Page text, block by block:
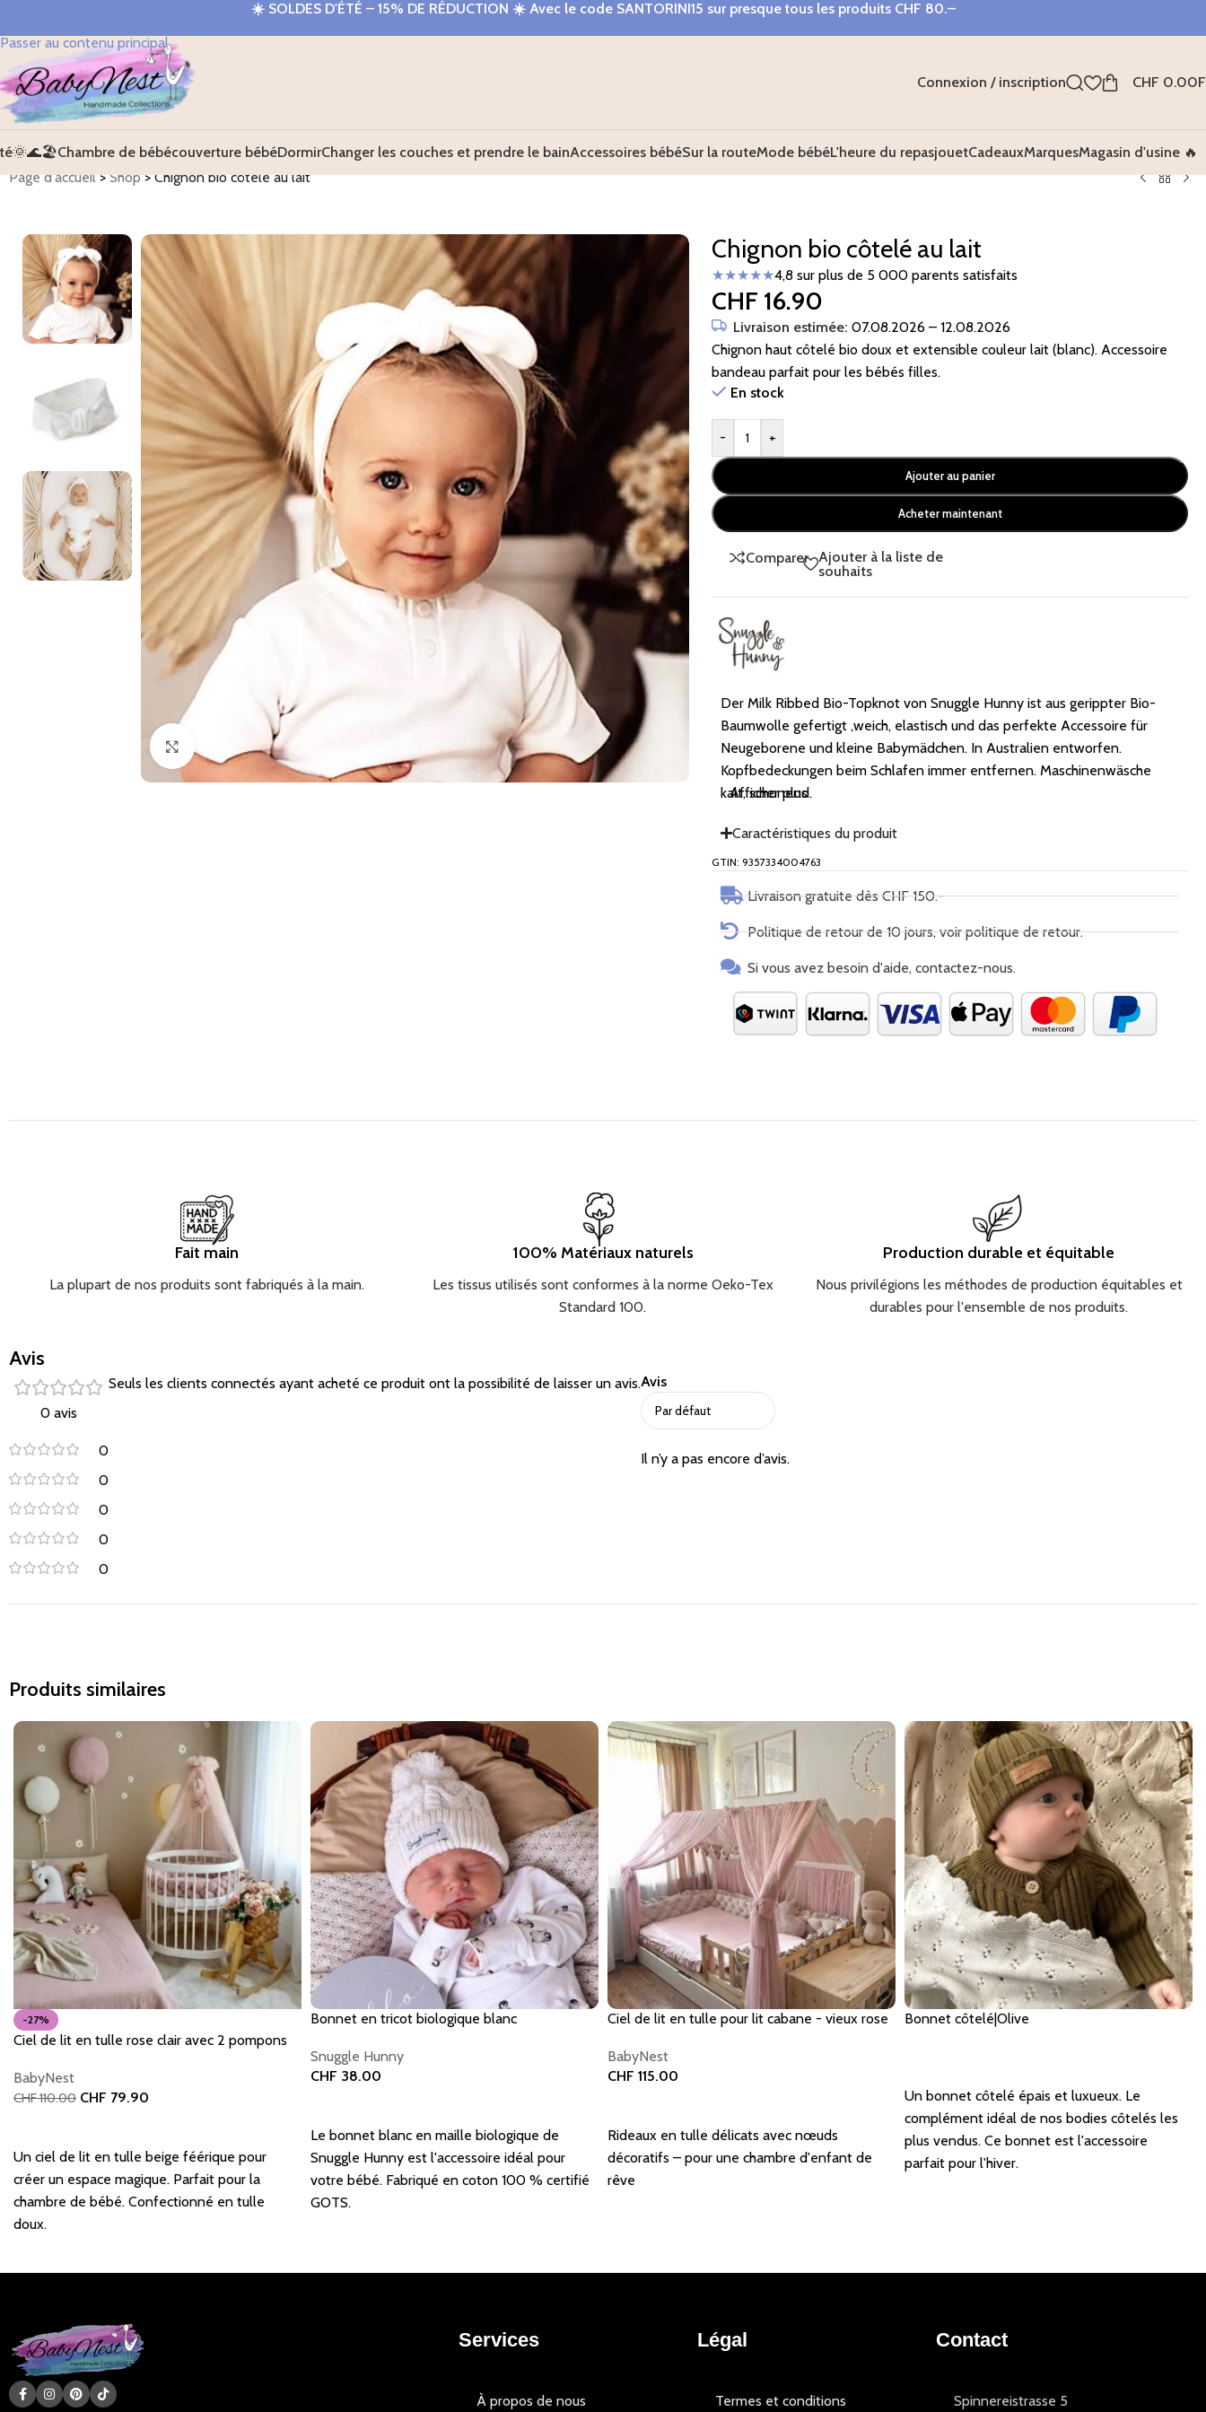
Passer au contenu principal
☀️ SOLDES D'ÉTÉ – 15% DE RÉDUCTION ☀️ Avec le code SANTORINI15 sur presque tous les produits CHF 80.–
Connexion / inscription CHF 0.00
Chambre de bébécouverture bébéDormirChanger les couches et prendre le bainAccessoires bébéSur la routeMode bébéL'heure du repasjouetCadeauxMarquesMagasin d'usine 🔥
Page d'accueil>Shop>Chignon bio côtelé au lait
Cliquez pour agrandir
Chignon bio côtelé au lait
★★★★★4,8 sur plus de 5 000 parents satisfaits
CHF 16.90
Livraison estimée: 07.08.2026 – 12.08.2026
Chignon haut côtelé bio doux et extensible couleur lait (blanc). Accessoire
bandeau parfait pour les bébés filles.
En stock
- +
Ajouter au panier
Acheter maintenant
Comparer
Ajouter à la liste de
souhaits
Der Milk Ribbed Bio-Topknot von Snuggle Hunny ist aus gerippter Bio-
Baumwolle gefertigt ‚weich, elastisch und das perfekte Accessoire für
Neugeborene und kleine Babymädchen. In Australien entworfen.
Kopfbedeckungen beim Schlafen immer entfernen. Maschinenwäsche
kalt, schonend.
Afficher plus
Caractéristiques du produit
GTIN: 9357334004763
Livraison gratuite dès CHF 150.-
Politique de retour de 10 jours, voir politique de retour.
Si vous avez besoin d'aide, contactez-nous.
Fait main
La plupart de nos produits sont fabriqués à la main.
100% Matériaux naturels
Les tissus utilisés sont conformes à la norme Oeko-Tex
Standard 100.
Production durable et équitable
Nous privilégions les méthodes de production équitables et
durables pour l'ensemble de nos produits.
Avis
0 avis
0
0
0
0
0
Avis
Il n’y a pas encore d’avis.
Seuls les clients connectés ayant acheté ce produit ont la possibilité de laisser un avis.
Produits similaires
-27%
Ciel de lit en tulle rose clair avec 2 pompons
BabyNest
CHF110.00 CHF 79.90
Un ciel de lit en tulle beige féérique pour
créer un espace magique. Parfait pour la
chambre de bébé. Confectionné en tulle
doux.
Bonnet en tricot biologique blanc
Snuggle Hunny
CHF 38.00
Le bonnet blanc en maille biologique de
Snuggle Hunny est l'accessoire idéal pour
votre bébé. Fabriqué en coton 100 % certifié
GOTS.
Ciel de lit en tulle pour lit cabane - vieux rose
BabyNest
CHF 115.00
Rideaux en tulle délicats avec nœuds
décoratifs – pour une chambre d'enfant de
rêve
Bonnet côtelé|Olive
Un bonnet côtelé épais et luxueux. Le
complément idéal de nos bodies côtelés les
plus vendus. Ce bonnet est l'accessoire
parfait pour l'hiver.
Services
À propos de nous
Légal
Termes et conditions
Contact
Spinnereistrasse 5